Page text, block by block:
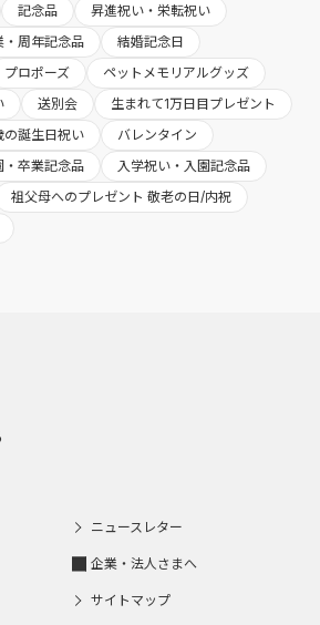
記念品
昇進祝い・栄転祝い
・周年記念品
結婚記念日
プロポーズ
ペットメモリアルグッズ
送別会
生まれて1万日目プレゼント
の誕生日祝い
バレンタイン
・卒業記念品
入学祝い・入園記念品
祖父母へのプレゼント 敬老の日/内祝
ニュースレター
企業・法人さまへ
サイトマップ